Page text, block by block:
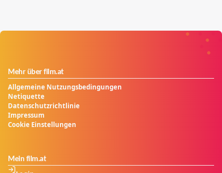
Mehr über film.at
Allgemeine Nutzungsbedingungen
Netiquette
Datenschutzrichtlinie
Impressum
Cookie Einstellungen
Mein film.at